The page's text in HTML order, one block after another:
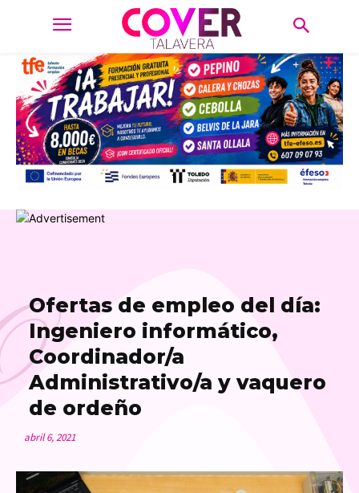
Ofertas de empleo del día:
Ingeniero informático,
Coordinador/a
Administrativo/a y vaquero
de ordeño
abril 6, 2021